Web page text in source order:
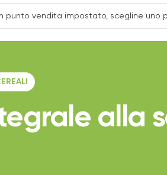
alla